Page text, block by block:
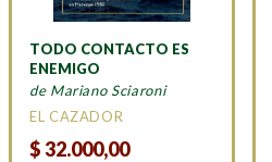
TODO CONTACTO ES
ENEMIGO
de Mariano Sciaroni
EL CAZADOR
$32.000,00